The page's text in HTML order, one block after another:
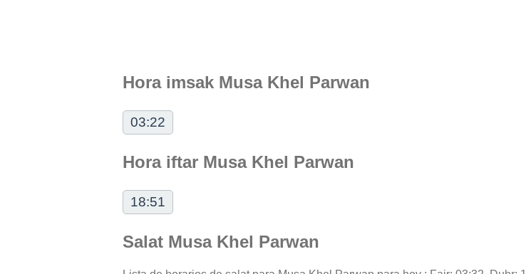
Hora imsak Musa Khel Parwan
03:22
Hora iftar Musa Khel Parwan
18:51
Salat Musa Khel Parwan